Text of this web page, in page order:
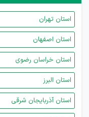
استان تهران
استان اصفهان
استان خراسان رضوی
استان البرز
استان آذربایجان شرقی